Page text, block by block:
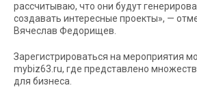
рассчитываю, что они будут
создавать интересные проекты», —
Вячеслав Федорищев.
Зарегистрироваться на мероприятия
mybiz63.ru, где представлено
для бизнеса.